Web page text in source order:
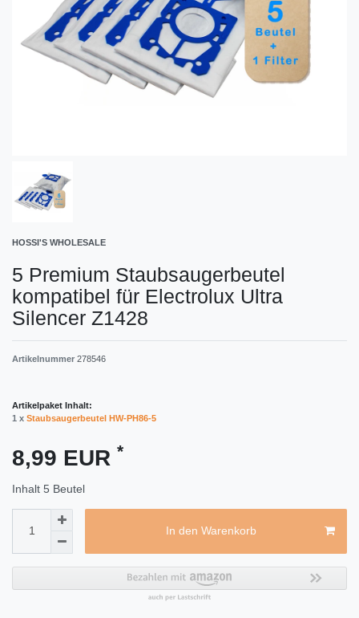
HOSSI'S WHOLESALE
5 Premium Staubsaugerbeutel
kompatibel für Electrolux Ultra
Silencer Z1428
Artikelnummer 278546
Artikelpaket Inhalt:
1 x Staubsaugerbeutel HW-PH86-5
8,99 EUR *
Inhalt 5 Beutel
In den Warenkorb